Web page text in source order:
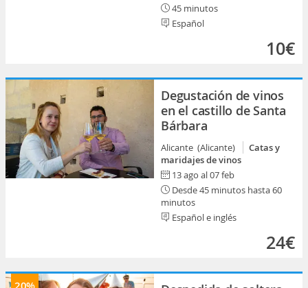
45 minutos
Español
10€
Degustación de vinos
en el castillo de Santa
Bárbara
Alicante (Alicante)
Catas y
maridajes de vinos
13 ago al 07 feb
Desde 45 minutos hasta 60
minutos
Español e inglés
24€